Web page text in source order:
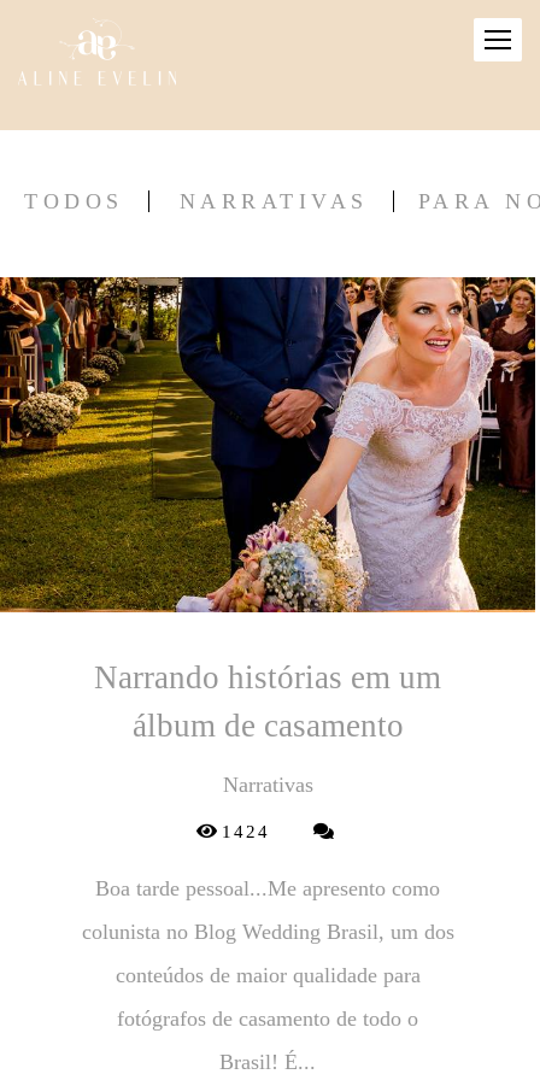
TODOS NARRATIVAS PARA
Narrando histórias em um
álbum de casamento
Narrativas
1424
Boa tarde pessoal...Me apresento como
colunista no Blog Wedding Brasil, um dos
conteúdos de maior qualidade para
fotógrafos de casamento de todo o
Brasil! É...